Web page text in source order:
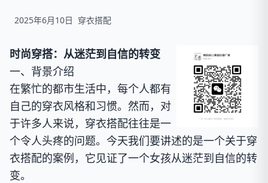
2025年6月10日 穿衣搭配
时尚穿搭：从迷茫到自信的转变
一、背景介绍
在繁忙的都市生活中，每个人都有
自己的穿衣风格和习惯。然而，对
于许多人来说，穿衣搭配往往是一
个令人头疼的问题。今天我们要讲述的是一个关于穿
衣搭配的案例，它见证了一个女孩从迷茫到自信的转
变。